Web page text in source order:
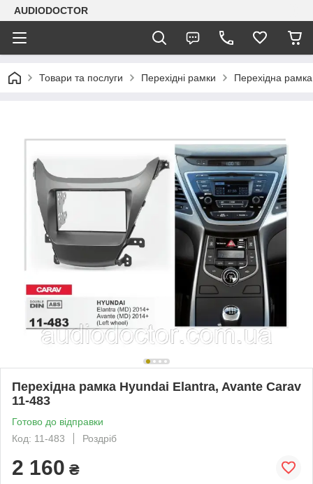
AUDIODOCTOR
Товари та послуги Перехідні рамки Перехідна
Перехідна рамка Hyundai Elantra, Avante Carav
11-483
Готово до відправки
Код: 11-483
Роздріб
2 160 ₴